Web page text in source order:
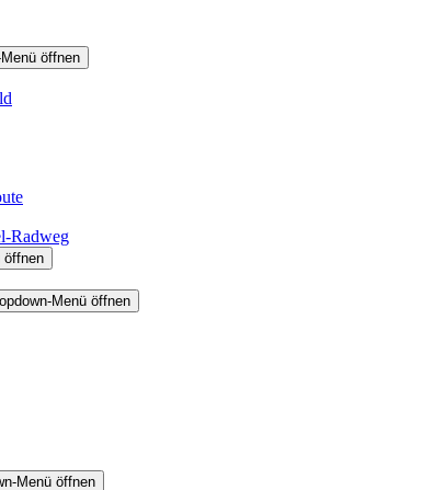
öffnen
Radweg
öffnen
Menü öffnen
Menü öffnen